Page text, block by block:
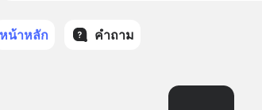
หน้าหลัก คำถาม